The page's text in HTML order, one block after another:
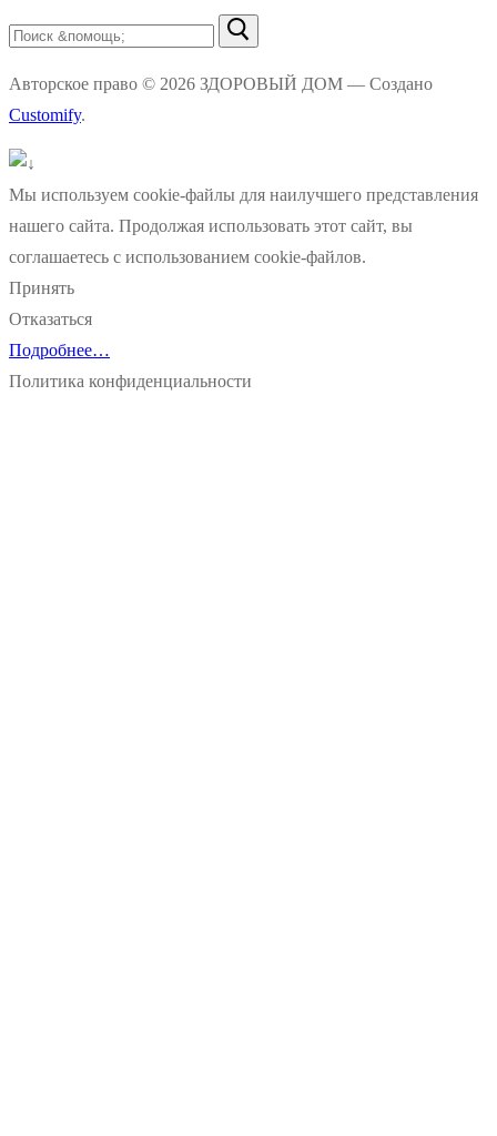
Найти:
Авторское право © 2026 ЗДОРОВЫЙ ДОМ — Создано
Customify.
Мы используем cookie-файлы для наилучшего представления
нашего сайта. Продолжая использовать этот сайт, вы
соглашаетесь с использованием cookie-файлов.
Принять
Отказаться
Подробнее…
Политика конфиденциальности